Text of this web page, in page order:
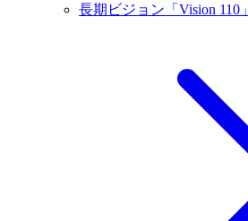
長期ビジョン「Vision 110」